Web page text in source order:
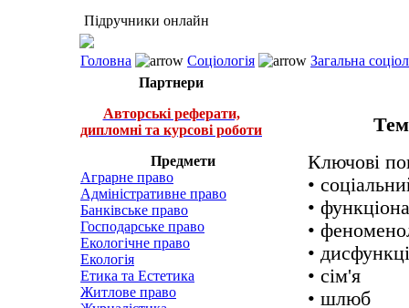
Підручники онлайн
Головна Соціологія
Загальна
Партнери
Авторські реферати,
дипломні та курсові роботи
Предмети
Аграрне право
Адміністративне право
Банківське право
Господарське право
Екологічне право
Екологія
Етика та Естетика
Житлове право
Ключові
•
•
•
•
• сім'я
• шлюб